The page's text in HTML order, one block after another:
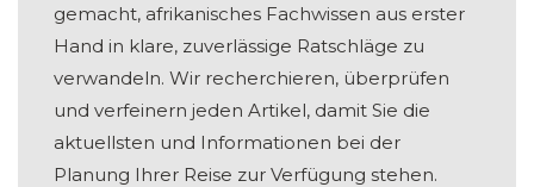
gemacht, afrikanisches Fachwissen aus erster
Hand in klare, zuverlässige Ratschläge zu
verwandeln. Wir recherchieren, überprüfen
und verfeinern jeden Artikel, damit Sie die
aktuellsten und Informationen bei der
Planung Ihrer Reise zur Verfügung stehen.